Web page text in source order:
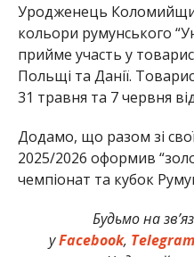
Уродженець
кольори румунського
прийме участь у
Польщі та Данії.
31 травня та 7 червня
Додамо, що разом зі
2025/2026 оформив
чемпіонат та кубок
Будьмо на
уFacebook, Telegram